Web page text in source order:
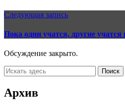
Следующая запись
Пока одни учатся, другие
Обсуждение закрыто.
Архив